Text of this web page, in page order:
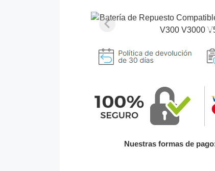
Nuestras formas de pago